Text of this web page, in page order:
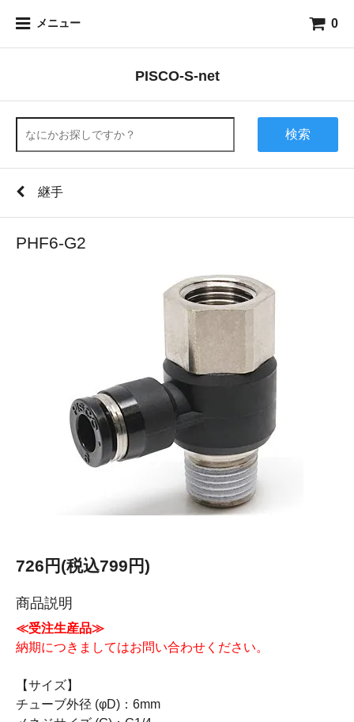
メニュー 0
PISCO-S-net
検索
継手
PHF6-G2
726円(税込799円)
商品説明
≪受注生産品≫
納期につきましてはお問い合わせください。
【サイズ】
チューブ外径 (φD)：6mm